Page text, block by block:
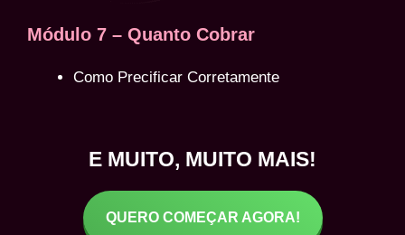
Módulo 7 – Quanto Cobrar
Como Precificar Corretamente
E MUITO, MUITO MAIS!
QUERO COMEÇAR AGORA!